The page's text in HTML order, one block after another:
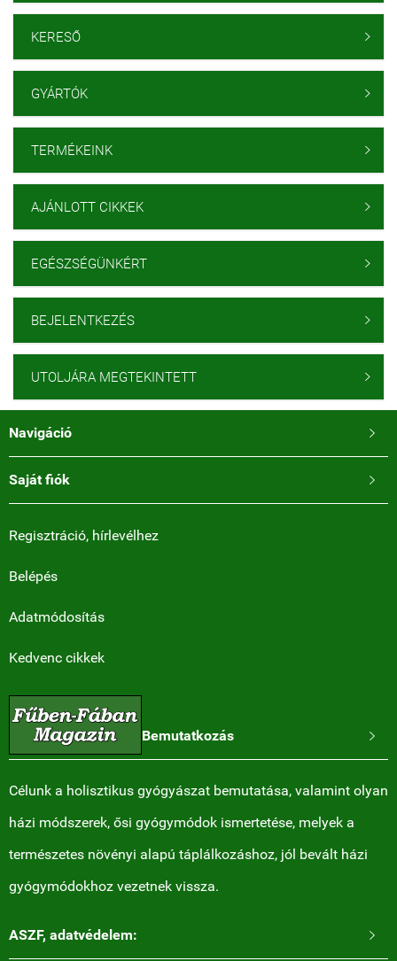
KERESŐ 
GYÁRTÓK 
TERMÉKEINK 
AJÁNLOTT CIKKEK 
EGÉSZSÉGÜNKÉRT 
BEJELENTKEZÉS 
UTOLJÁRA MEGTEKINTETT 
Navigáció 
Saját fiók 
Regisztráció, hírlevélhez
Belépés
Adatmódosítás
Kedvenc cikkek
Bemutatkozás 
Célunk a holisztikus gyógyászat bemutatása, valamint olyan
házi módszerek, ősi gyógymódok ismertetése, melyek a
természetes növényi alapú táplálkozáshoz, jól bevált házi
gyógymódokhoz vezetnek vissza.
ASZF, adatvédelem: 